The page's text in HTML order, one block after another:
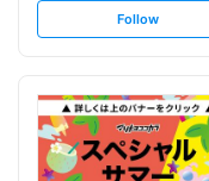
s
l
o
w
Follow